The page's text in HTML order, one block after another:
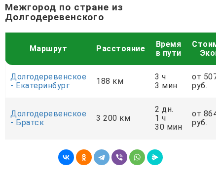
Межгород по стране из
Долгодеревенского
Маршрут Расстояние
Время
в пути
Долгодеревенское
- Екатеринбург
188 км
3 ч
3 мин
от
руб.
Долгодеревенское
- Братск
3 200 км
2 дн.
1 ч
30 мин
от
руб.